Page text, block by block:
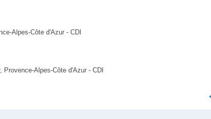
Alpes-Côte d'Azur - CDI
Provence-Alpes-Côte d'Azur - CDI